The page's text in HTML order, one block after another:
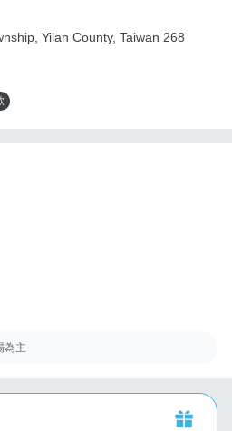
Yilan County, Taiwan 268
為主